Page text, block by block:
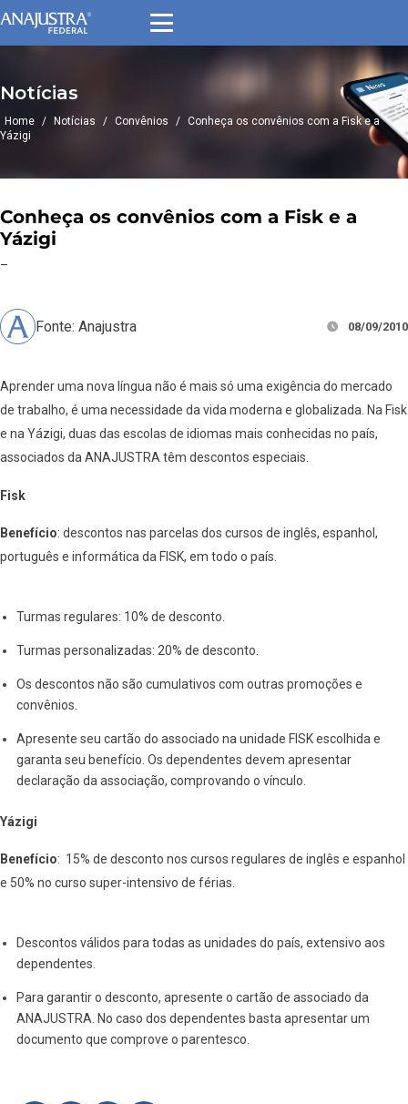
Notícias
Home / Notícias / Convênios / Conheça os convênios com a Fisk e a
Yázigi
Conheça os convênios com a Fisk e a
Yázigi
–
Fonte: Anajustra 08/09/2010
Aprender uma nova língua não é mais só uma exigência do mercado
de trabalho, é uma necessidade da vida moderna e globalizada. Na Fisk
e na Yázigi, duas das escolas de idiomas mais conhecidas no país,
associados da ANAJUSTRA têm descontos especiais.
Fisk
Benefício: descontos nas parcelas dos cursos de inglês, espanhol,
português e informática da FISK, em todo o país.
Turmas regulares: 10% de desconto.
Turmas personalizadas: 20% de desconto.
Os descontos não são cumulativos com outras promoções e
convênios.
Apresente seu cartão do associado na unidade FISK escolhida e
garanta seu benefício. Os dependentes devem apresentar
declaração da associação, comprovando o vínculo.
Yázigi
Benefício: 15% de desconto nos cursos regulares de inglês e espanhol
e 50% no curso super-intensivo de férias.
Descontos válidos para todas as unidades do país, extensivo aos
dependentes.
Para garantir o desconto, apresente o cartão de associado da
ANAJUSTRA. No caso dos dependentes basta apresentar um
documento que comprove o parentesco.